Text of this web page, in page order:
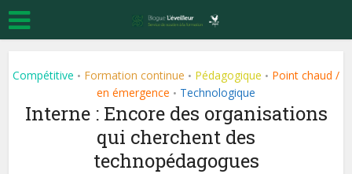
Compétitive • Formation continue • Pédagogique • Point chaud /
en émergence • Technologique
Interne : Encore des organisations
qui cherchent des
technopédagogues